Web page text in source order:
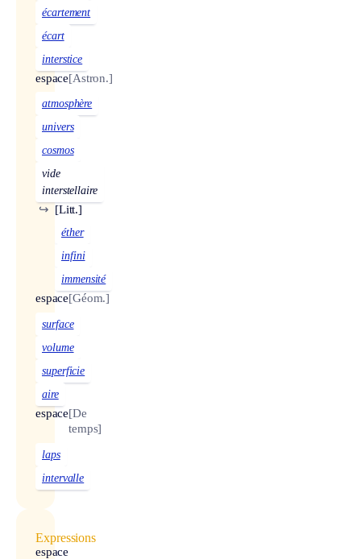
écartement
écart
interstice
espace[Astron.]
atmosphère
univers
cosmos
vide
interstellaire
[Litt.]
↪
éther
infini
immensité
espace[Géom.]
surface
volume
superficie
aire
espace[De
temps]
laps
intervalle
Expressions
espace